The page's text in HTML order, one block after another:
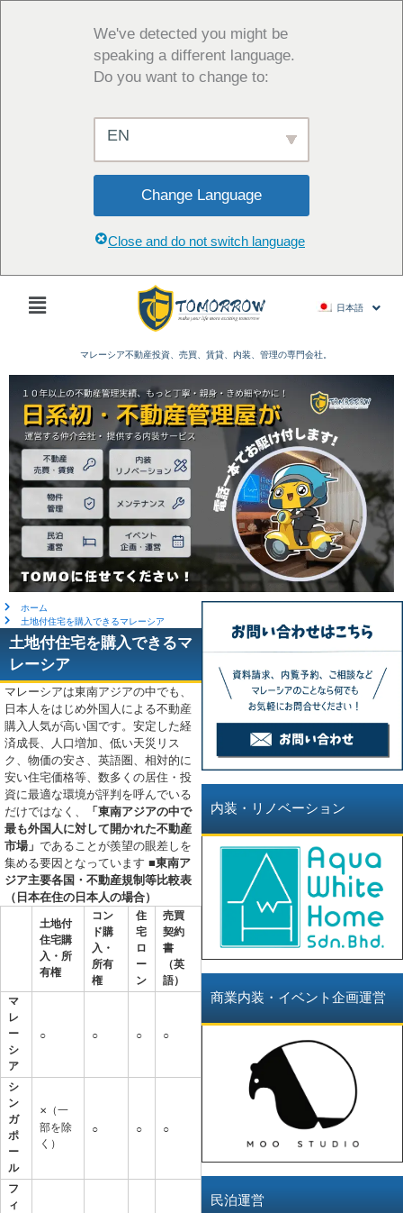
We've detected you might be
speaking a different language.
Do you want to change to:
EN
Change Language
Close and do not switch language
Main
日本語
マレーシア不動産投資、売買、賃貸、内装、管理の専門会社。
内装・リノベーション
商業内装・イベント企画運営
民泊運営
ホーム
土地付住宅を購入できるマレーシア
土地付住宅を購入できるマ
レーシア
マレーシアは東南アジアの中でも、
日本人をはじめ外国人による不動産
購入人気が高い国です。安定した経
済成長、人口増加、低い天災リス
ク、物価の安さ、英語圏、相対的に
安い住宅価格等、数多くの居住・投
資に最適な環境が評判を呼んでいる
だけではなく、
「東南アジアの中で
最も外国人に対して開かれた不動産
市場」 であることが羨望の眼差しを
集める要因となっています ■東南ア
ジア主要各国・不動産規制等比較表
（日本在住の日本人の場合）
土地付
住宅購
入・所
有権
コン
ド購
入・
所有
権
住
宅
ロ
ー
ン
売買
契約
書
（英
語）
マ
レ
ー
シ
ア
○ ○ ○ ○
シ
ン
ガ
ポ
ー
ル
✕
（一
部を除
く）
○ ○ ○
フ
ィ